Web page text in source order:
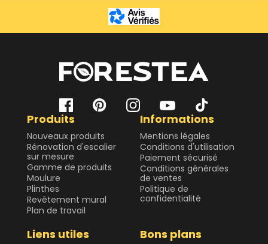
Produits
Nouveaux produits
Rénovation d'escalier
sur mesure
Gamme de produits
Moulure
Plinthes
Revêtement mural
Plan de travail
Informations
Mentions légales
Conditions d'utilisation
Paiement sécurisé
Conditions générales
de ventes
Politique de
confidentialité
Liens utiles Bons plans